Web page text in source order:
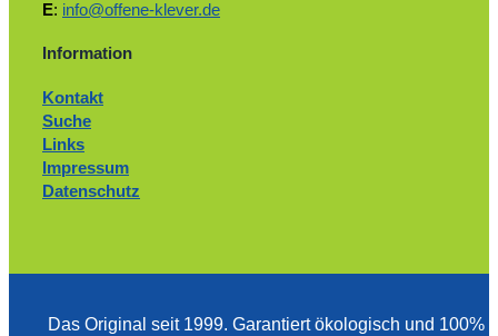
E: info@offene-klever.de
Information
Kontakt
Suche
Links
Impressum
Datenschutz
Das Original seit 1999. ­Garantiert ökologisch und 100%